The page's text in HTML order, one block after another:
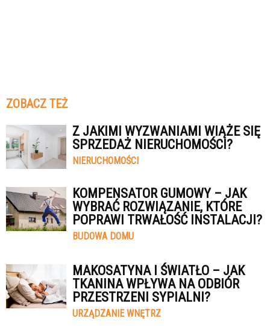
ZOBACZ TEŻ
Z JAKIMI WYZWANIAMI WIĄŻE SIĘ
SPRZEDAŻ NIERUCHOMOŚCI?
NIERUCHOMOŚCI
KOMPENSATOR GUMOWY – JAK
WYBRAĆ ROZWIĄZANIE, KTÓRE
POPRAWI TRWAŁOŚĆ INSTALACJI?
BUDOWA DOMU
MAKOSATYNA I ŚWIATŁO – JAK
TKANINA WPŁYWA NA ODBIÓR
PRZESTRZENI SYPIALNI?
URZĄDZANIE WNĘTRZ